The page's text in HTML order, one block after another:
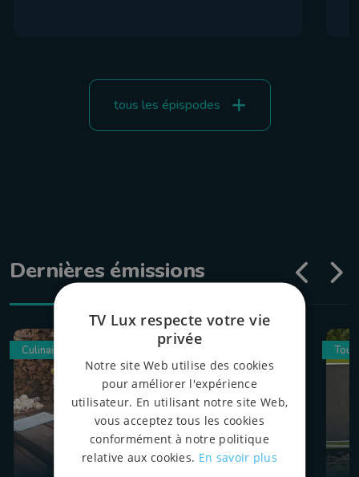
tous les épispodes
Dernières émissions
Culinaire
TV Lux respecte votre vie
privée
Notre site Web utilise des cookies
pour améliorer l'expérience
utilisateur. En utilisant notre site Web,
vous acceptez tous les cookies
conformément à notre politique
relative aux cookies. En savoir plus